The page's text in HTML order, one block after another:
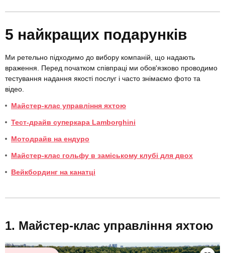
5 найкращих подарунків
Ми ретельно підходимо до вибору компаній, що надають
враження. Перед початком співпраці ми обов'язково проводимо
тестування надання якості послуг і часто знімаємо фото та
відео.
Майстер-клас управління яхтою
Тест-драйв суперкара Lamborghini
Мотодрайв на ендуро
Майстер-клас гольфу в заміському клубі для двох
Вейкбординг на канатці
Майстер-клас управління яхтою